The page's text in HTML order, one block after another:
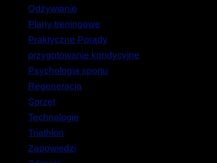
Odżywianie
Plany treningowe
Praktyczne Porady
przygotowanie kondycyjne
Psychologia sportu
Regeneracja
Sprzęt
Technologie
Triathlon
Zapowiedzi